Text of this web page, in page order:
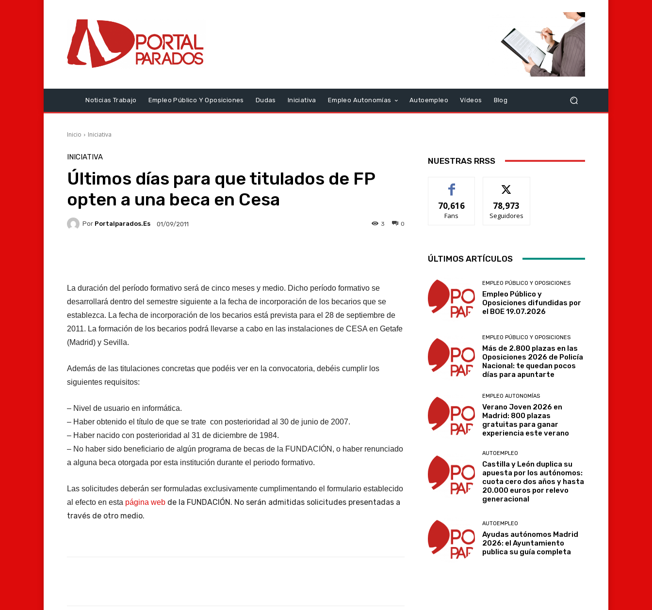
Noticias Trabajo Empleo Público Y Oposiciones Dudas Iniciativa Empleo Autonomías Autoempleo Vídeos Blog
Inicio Iniciativa
INICIATIVA
Últimos días para que titulados de FP
opten a una beca en Cesa
Por Portalparados.es 01/09/2011 0
3
Telegram
La duración del período formativo será de cinco meses y medio. Dicho período formativo se
desarrollará dentro del semestre siguiente a la fecha de incorporación de los becarios que se
establezca. La fecha de incorporación de los becarios está prevista para el 28 de septiembre de
2011. La formación de los becarios podrá llevarse a cabo en las instalaciones de CESA en Getafe
(Madrid) y Sevilla.
Además de las titulaciones concretas que podéis ver en la convocatoria, debéis cumplir los
siguientes requisitos:
– Nivel de usuario en informática.
– Haber obtenido el título de que se trate con posterioridad al 30 de junio de 2007.
– Haber nacido con posterioridad al 31 de diciembre de 1984.
– No haber sido beneficiario de algún programa de becas de la FUNDACIÓN, o haber renunciado
a alguna beca otorgada por esta institución durante el periodo formativo.
Las solicitudes deberán ser formuladas exclusivamente cumplimentando el formulario establecido
al efecto en esta página web de la FUNDACIÓN. No serán admitidas solicitudes presentadas a
través de otro medio.
NUESTRAS RRSS
70,616
Fans
78,973
Seguidores
ÚLTIMOS ARTÍCULOS
EMPLEO PÚBLICO Y OPOSICIONES
Empleo Público y
Oposiciones difundidas por
el BOE 19.07.2026
EMPLEO PÚBLICO Y OPOSICIONES
Más de 2.800 plazas en las
Oposiciones 2026 de Policía
Nacional: te quedan pocos
días para apuntarte
EMPLEO AUTONOMÍAS
Verano Joven 2026 en
Madrid: 800 plazas
gratuitas para ganar
experiencia este verano
AUTOEMPLEO
Castilla y León duplica su
apuesta por los autónomos:
cuota cero dos años y hasta
20.000 euros por relevo
generacional
AUTOEMPLEO
Ayudas autónomos Madrid
2026: el Ayuntamiento
publica su guía completa